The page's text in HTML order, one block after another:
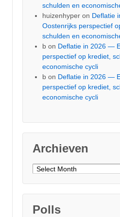
schulden en
huizenhyper on Deflatie
Oostenrijks perspectief
schulden en
b on Deflatie in 2026 —
perspectief op krediet,
economische cycli
b on Deflatie in 2026 —
perspectief op krediet,
economische cycli
Archieven
Archieven
Polls